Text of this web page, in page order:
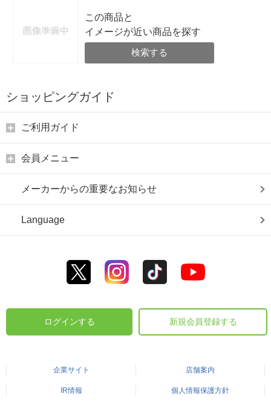
この商品と
イメージが近い商品を探す
検索する
ショッピングガイド
ご利用ガイド
会員メニュー
メーカーからの重要なお知らせ
Language
ログインする 新規会員登録する
企業サイト 店舗案内
IR情報 個人情報保護方針